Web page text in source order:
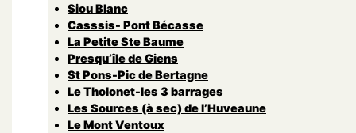
Siou Blanc
Casssis- Pont Bécasse
La Petite Ste Baume
Presqu’île de Giens
St Pons-Pic de Bertagne
Le Tholonet-les 3 barrages
Les Sources (à sec) de l’Huveaune
Le Mont Ventoux